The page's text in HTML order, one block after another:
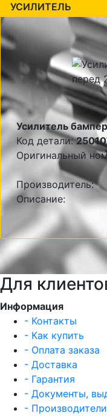
УСИЛИТЕЛЬ
Усилитель
Код детали:
Оригинальный
Производитель:
Описание:
Для
Информация
- Контакты
- Как купить
- Оплата заказа
- Доставка
- Гарантия
- Документы,
- Производители